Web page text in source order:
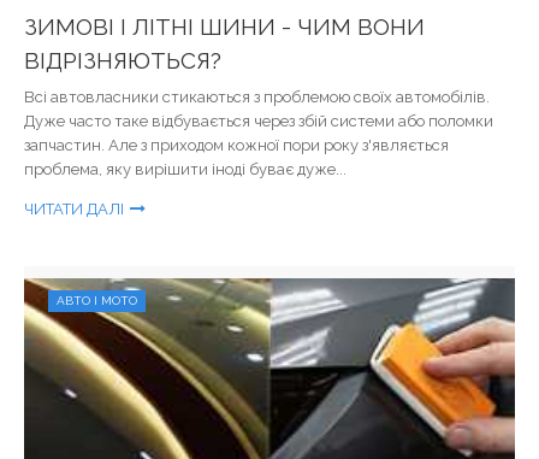
ЗИМОВІ І ЛІТНІ ШИНИ - ЧИМ ВОНИ
ВІДРІЗНЯЮТЬСЯ?
Всі автовласники стикаються з проблемою своїх автомобілів.
Дуже часто таке відбувається через збій системи або поломки
запчастин. Але з приходом кожної пори року з'являється
проблема, яку вирішити іноді буває дуже...
ЧИТАТИ ДАЛІ
АВТО І МОТО